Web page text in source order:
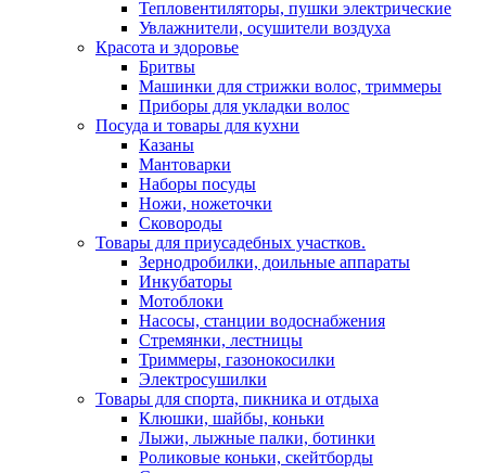
Тепловентиляторы, пушки электрические
Увлажнители, осушители воздуха
Красота и здоровье
Бритвы
Машинки для стрижки волос, триммеры
Приборы для укладки волос
Посуда и товары для кухни
Казаны
Мантоварки
Наборы посуды
Ножи, ножеточки
Сковороды
Товары для приусадебных участков.
Зернодробилки, доильные аппараты
Инкубаторы
Мотоблоки
Насосы, станции водоснабжения
Стремянки, лестницы
Триммеры, газонокосилки
Электросушилки
Товары для спорта, пикника и отдыха
Клюшки, шайбы, коньки
Лыжи, лыжные палки, ботинки
Роликовые коньки, скейтборды